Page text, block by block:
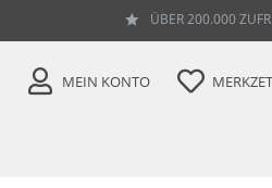
ÜBER 200.000
MEIN KONTO